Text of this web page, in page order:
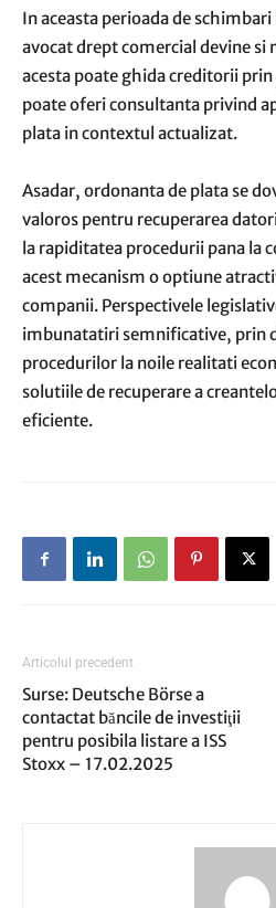
In aceasta perioada de
avocat drept comercial devine
acesta poate ghida creditorii
poate oferi consultanta privind
plata in contextul actualizat.
Asadar, ordonanta de plata se
valoros pentru recuperarea
la rapiditatea procedurii pana la
acest mecanism o optiune
companii. Perspectivele
imbunatatiri semnificative, prin
procedurilor la noile realitati
solutiile de recuperare a
eficiente.
Articolul precedent
Surse: Deutsche Börse a
contactat băncile de investiţii
pentru posibila listare a ISS
Stoxx – 17.02.2025